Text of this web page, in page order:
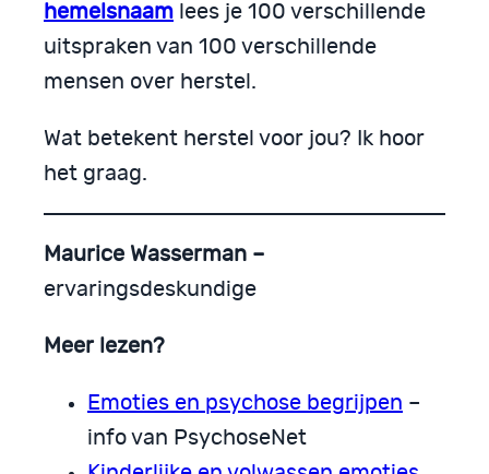
hemelsnaam lees je 100 verschillende
uitspraken van 100 verschillende
mensen over herstel.
Wat betekent herstel voor jou? Ik hoor
het graag.
Maurice Wasserman –
ervaringsdeskundige
Meer lezen?
Emoties en psychose begrijpen –
info van PsychoseNet